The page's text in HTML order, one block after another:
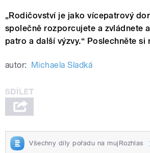
„Rodičovství je jako vícepatrový
společně rozporcujete a zvládnete
patro a další výzvy.“ Poslechněte si
autor: Michaela Sladká
Všechny díly pořadu na mujRozhlas